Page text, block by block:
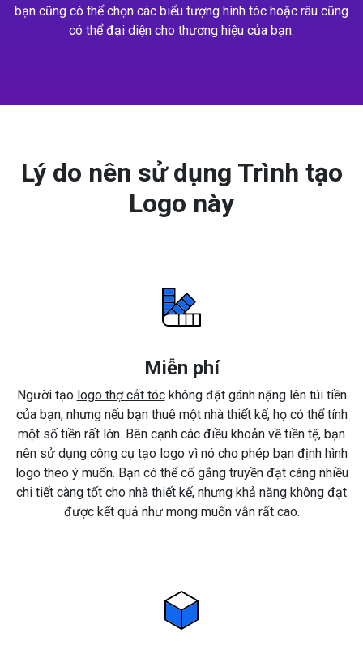
bạn cũng có thể chọn các biểu tượng hình tóc hoặc râu cũng
có thể đại diện cho thương hiệu của bạn.
Lý do nên sử dụng Trình tạo
Logo này
Miễn phí
Người tạo logo thợ cắt tóckhông đặt gánh nặng lên túi tiền
của bạn, nhưng nếu bạn thuê một nhà thiết kế, họ có thể tính
một số tiền rất lớn. Bên cạnh các điều khoản về tiền tệ, bạn
nên sử dụng công cụ tạo logo vì nó cho phép bạn định hình
logo theo ý muốn. Bạn có thể cố gắng truyền đạt càng nhiều
chi tiết càng tốt cho nhà thiết kế, nhưng khả năng không đạt
được kết quả như mong muốn vẫn rất cao.